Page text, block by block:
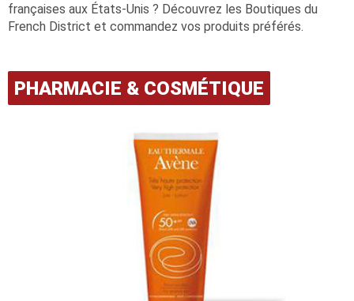
françaises aux États-Unis ? Découvrez les Boutiques du
French District et commandez vos produits préférés.
PHARMACIE & COSMÉTIQUE